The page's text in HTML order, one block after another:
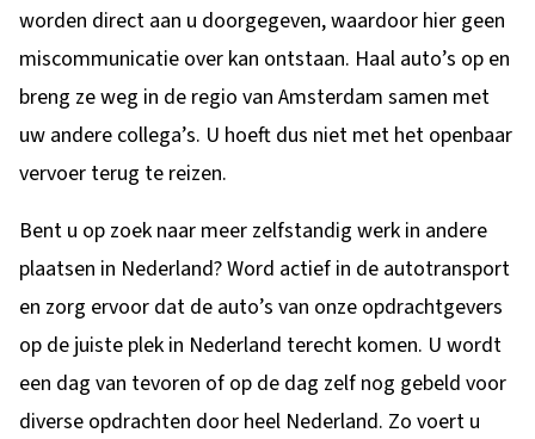
worden direct aan u doorgegeven, waardoor hier geen
miscommunicatie over kan ontstaan. Haal auto’s op en
breng ze weg in de regio van Amsterdam samen met
uw andere collega’s. U hoeft dus niet met het openbaar
vervoer terug te reizen.
Bent u op zoek naar meer zelfstandig werk in andere
plaatsen in Nederland? Word actief in de autotransport
en zorg ervoor dat de auto’s van onze opdrachtgevers
op de juiste plek in Nederland terecht komen. U wordt
een dag van tevoren of op de dag zelf nog gebeld voor
diverse opdrachten door heel Nederland. Zo voert u